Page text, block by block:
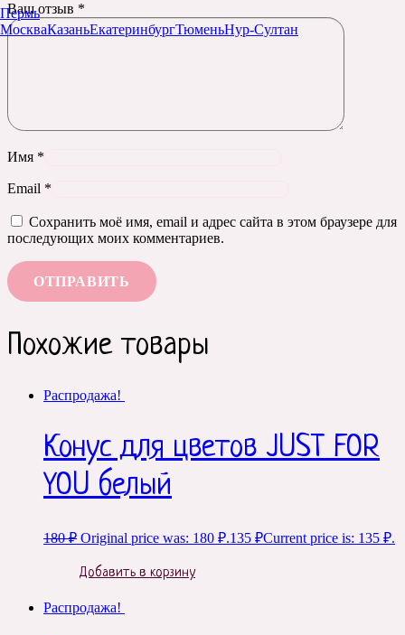
Пермь
МоскваКазаньЕкатеринбургТюменьНур-Султан
Ваш отзыв *
Имя *
Email *
Сохранить моё имя, email и адрес сайта в этом браузере для
последующих моих комментариев.
Похожие товары
Распродажа!
Конус для цветов JUST FOR
YOU белый
180₽ Original price was: 180 ₽.135 ₽Current price is: 135 ₽.
Добавить в корзину
Распродажа!